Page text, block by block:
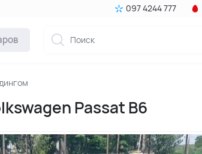
097 4244 777
Passat B6